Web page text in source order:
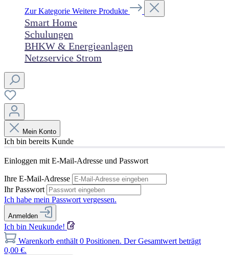
Zur Kategorie Weitere Produkte
Smart Home
Schulungen
BHKW & Energieanlagen
Netzservice Strom
Mein Konto
Ich bin bereits Kunde
Einloggen mit E-Mail-Adresse und Passwort
Ihre E-Mail-Adresse
Ihr Passwort
Ich habe mein Passwort vergessen.
Anmelden
Ich bin Neukunde!
Warenkorb enthält 0 Positionen. Der Gesamtwert beträgt
0,00 €.